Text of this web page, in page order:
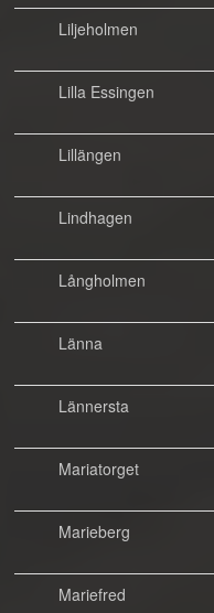
Liljeholmen
Lilla Essingen
Lillängen
Lindhagen
Långholmen
Länna
Lännersta
Mariatorget
Marieberg
Mariefred